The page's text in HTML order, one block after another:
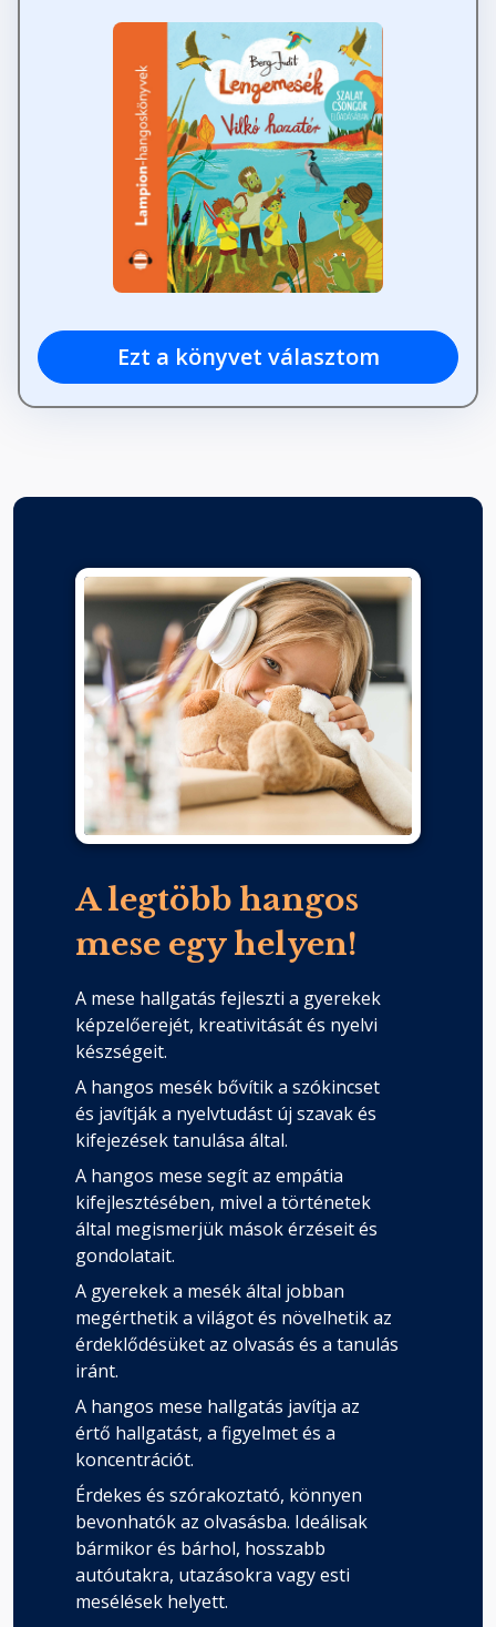
Ezt a könyvet választom
A legtöbb hangos
mese egy helyen!
A mese hallgatás fejleszti a gyerekek
képzelőerejét, kreativitását és nyelvi
készségeit.
A hangos mesék bővítik a szókincset
és javítják a nyelvtudást új szavak és
kifejezések tanulása által.
A hangos mese segít az empátia
kifejlesztésében, mivel a történetek
által megismerjük mások érzéseit és
gondolatait.
A gyerekek a mesék által jobban
megérthetik a világot és növelhetik az
érdeklődésüket az olvasás és a tanulás
iránt.
A hangos mese hallgatás javítja az
értő hallgatást, a figyelmet és a
koncentrációt.
Érdekes és szórakoztató, könnyen
bevonhatók az olvasásba. Ideálisak
bármikor és bárhol, hosszabb
autóutakra, utazásokra vagy esti
mesélések helyett.